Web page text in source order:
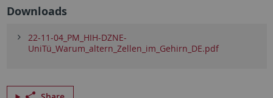
Downloads
22-11-04_PM_HIH-DZNE-
UniTü_Warum_altern_Zellen_im_Gehirn_DE.pdf